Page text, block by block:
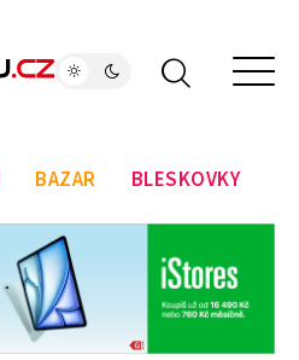
BAZAR BLESKOVKY